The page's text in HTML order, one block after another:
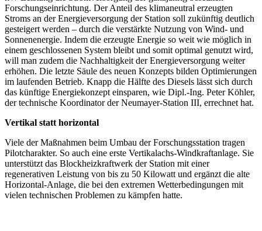
Forschungseinrichtung. Der Anteil des klimaneutral erzeugten
Stroms an der Energieversorgung der Station soll zukünftig deutlich
gesteigert werden – durch die verstärkte Nutzung von Wind- und
Sonnenenergie. Indem die erzeugte Energie so weit wie möglich in
einem geschlossenen System bleibt und somit optimal genutzt wird,
will man zudem die Nachhaltigkeit der Energieversorgung weiter
erhöhen. Die letzte Säule des neuen Konzepts bilden Optimierungen
im laufenden Betrieb. Knapp die Hälfte des Diesels lässt sich durch
das künftige Energiekonzept einsparen, wie Dipl.-Ing. Peter Köhler,
der technische Koordinator der Neumayer-Station III, errechnet hat.
Vertikal statt horizontal
Viele der Maßnahmen beim Umbau der Forschungsstation tragen
Pilotcharakter. So auch eine erste Vertikalachs-Windkraftanlage. Sie
unterstützt das Blockheizkraftwerk der Station mit einer
regenerativen Leistung von bis zu 50 Kilowatt und ergänzt die alte
Horizontal-Anlage, die bei den extremen Wetterbedingungen mit
vielen technischen Problemen zu kämpfen hatte.